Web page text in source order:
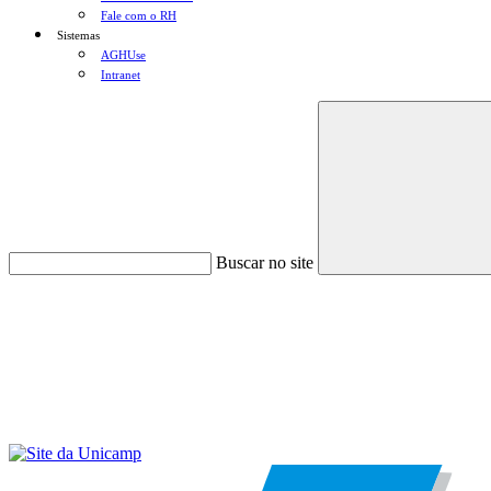
Fale com o RH
Sistemas
AGHUse
Intranet
Buscar no site